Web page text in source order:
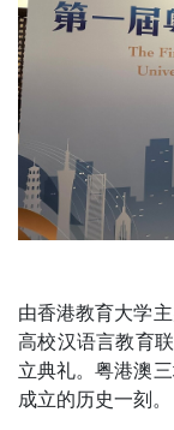
由香港教育大学
高校汉语言教育
立典礼。粤港澳
成立的历史一刻。